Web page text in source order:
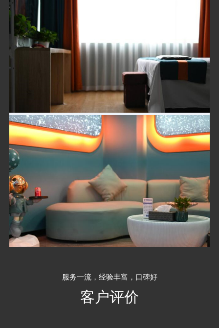
服务一流，经验丰富，口碑好
客户评价